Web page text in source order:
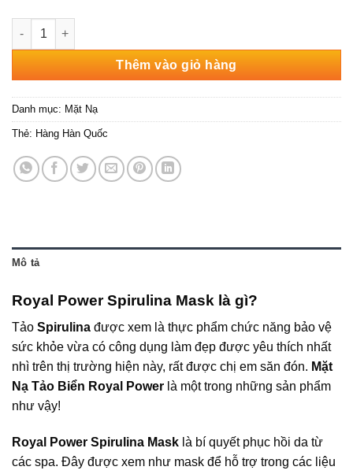
Mặt Nạ Tảo Biển Hàn Quốc Royal Power Spirulina Mask [Hộp
Thêm vào giỏ hàng
Danh mục: Mặt Nạ
Thẻ: Hàng Hàn Quốc
Mô tả
Royal Power Spirulina Mask là gì?
Tảo Spirulina được xem là thực phẩm chức năng bảo vệ
sức khỏe vừa có công dụng làm đẹp được yêu thích nhất
nhì trên thị trường hiện này, rất được chị em săn đón. Mặt
Nạ Tảo Biển Royal Power là một trong những sản phẩm
như vậy!
Royal Power Spirulina Mask là bí quyết phục hồi da từ
các spa. Đây được xem như mask để hỗ trợ trong các liệu